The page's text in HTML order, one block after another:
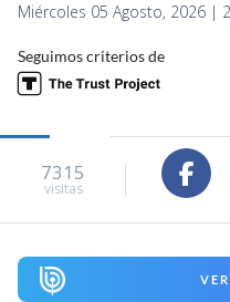
Miércoles 05 Agosto, 2026 |
Seguimos criterios de
7315
visitas